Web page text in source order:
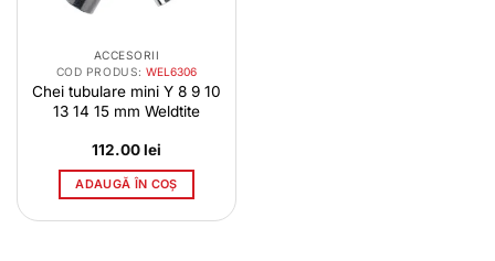
ACCESORII
COD PRODUS:WEL6306
Chei tubulare mini Y 8 9 10
13 14 15 mm Weldtite
112.00lei
ADAUGĂ ÎN COȘ